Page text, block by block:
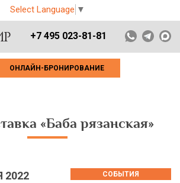
Select Language ▼
+7 495 023-81-81
ОНЛАЙН-БРОНИРОВАНИЕ
«Баба рязанская»
2022 СОБЫТИЯ